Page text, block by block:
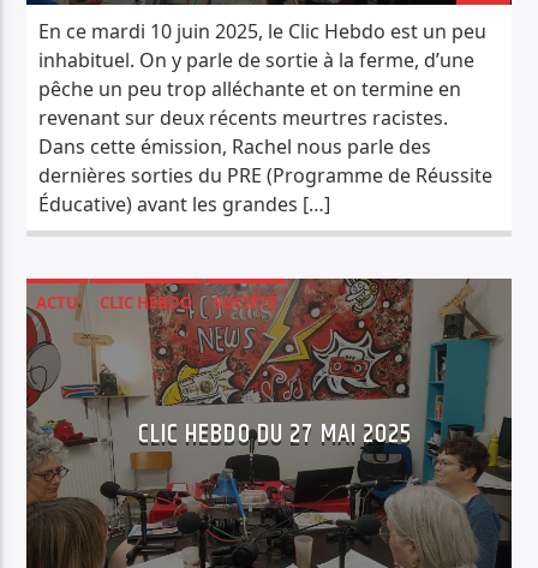
En ce mardi 10 juin 2025, le Clic Hebdo est un peu
inhabituel. On y parle de sortie à la ferme, d’une
pêche un peu trop alléchante et on termine en
revenant sur deux récents meurtres racistes.
Dans cette émission, Rachel nous parle des
dernières sorties du PRE (Programme de Réussite
Éducative) avant les grandes […]
ACTU CLIC HEBDO SOCIÉTÉ
CLIC HEBDO DU 27 MAI 2025